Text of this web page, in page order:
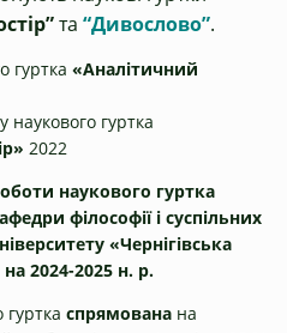
та “Дивослово”.
гуртка «Аналітичний
наукового гуртка
2022
наукового гуртка
філософії і суспільних
«Чернігівська
на 2024-2025 н. р.
гуртка спрямована на